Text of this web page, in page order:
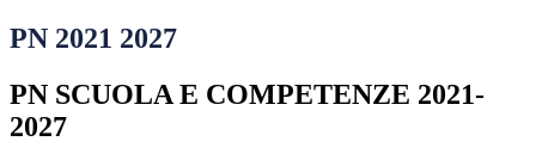
PN 2021 2027
PN SCUOLA E COMPETENZE 2021-
2027